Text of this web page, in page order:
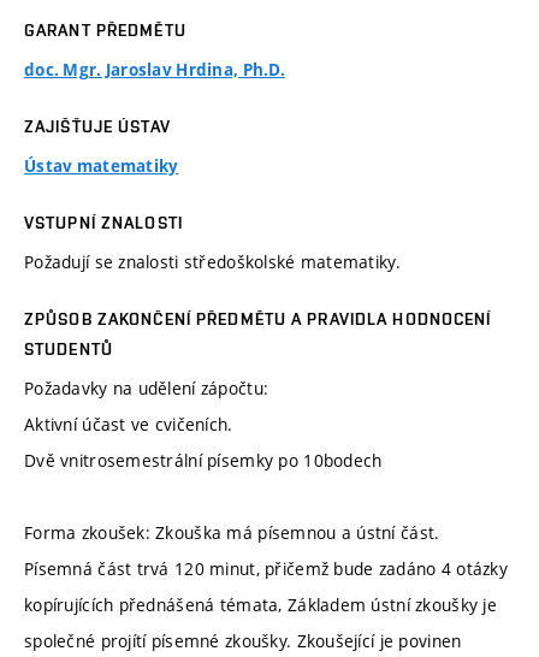
GARANT PŘEDMĚTU
doc. Mgr. Jaroslav Hrdina, Ph.D.
ZAJIŠŤUJE ÚSTAV
Ústav matematiky
VSTUPNÍ ZNALOSTI
Požadují se znalosti středoškolské matematiky.
ZPŮSOB ZAKONČENÍ PŘEDMĚTU A PRAVIDLA HODNOCENÍ
STUDENTŮ
Požadavky na udělení zápočtu:
Aktivní účast ve cvičeních.
Dvě vnitrosemestrální písemky po 10bodech
Forma zkoušek: Zkouška má písemnou a ústní část.
Písemná část trvá 120 minut, přičemž bude zadáno 4 otázky
kopírujících přednášená témata, Základem ústní zkoušky je
společné projítí písemné zkoušky. Zkoušející je povinen